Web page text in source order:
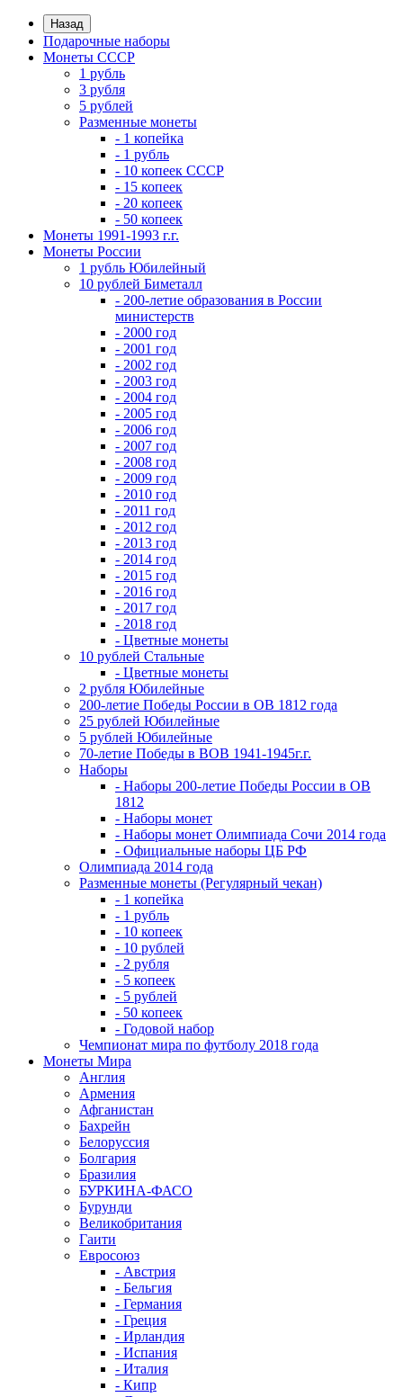
Назад
Подарочные наборы
Монеты СССР
1 рубль
3 рубля
5 рублей
Разменные монеты
- 1 копейка
- 1 рубль
- 10 копеек СССР
- 15 копеек
- 20 копеек
- 50 копеек
Монеты 1991-1993 г.г.
Монеты России
1 рубль Юбилейный
10 рублей Биметалл
- 200-летие образования в России
министерств
- 2000 год
- 2001 год
- 2002 год
- 2003 год
- 2004 год
- 2005 год
- 2006 год
- 2007 год
- 2008 год
- 2009 год
- 2010 год
- 2011 год
- 2012 год
- 2013 год
- 2014 год
- 2015 год
- 2016 год
- 2017 год
- 2018 год
- Цветные монеты
10 рублей Стальные
- Цветные монеты
2 рубля Юбилейные
200-летие Победы России в ОВ 1812 года
25 рублей Юбилейные
5 рублей Юбилейные
70-летие Победы в ВОВ 1941-1945г.г.
Наборы
- Наборы 200-летие Победы России в ОВ
1812
- Наборы монет
- Наборы монет Олимпиада Сочи 2014 года
- Официальные наборы ЦБ РФ
Олимпиада 2014 года
Разменные монеты (Регулярный чекан)
- 1 копейка
- 1 рубль
- 10 копеек
- 10 рублей
- 2 рубля
- 5 копеек
- 5 рублей
- 50 копеек
- Годовой набор
Чемпионат мира по футболу 2018 года
Монеты Мира
Англия
Армения
Афганистан
Бахрейн
Белоруссия
Болгария
Бразилия
БУРКИНА-ФАСО
Бурунди
Великобритания
Гаити
Евросоюз
- Австрия
- Бельгия
- Германия
- Греция
- Ирландия
- Испания
- Италия
- Кипр